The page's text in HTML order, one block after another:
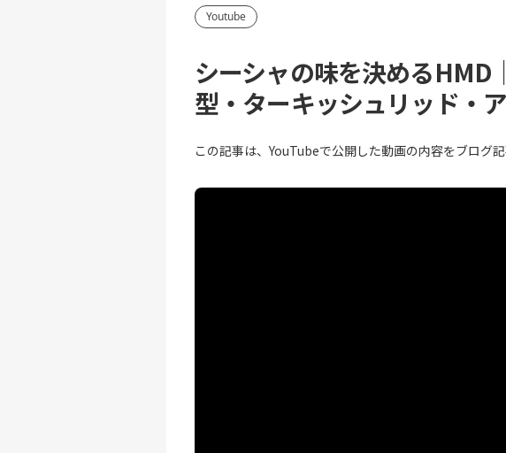
Youtube
シーシャの味を決めるHMD
型・ターキッシュリッド・
この記事は、YouTubeで公開した動画の内容をブログ